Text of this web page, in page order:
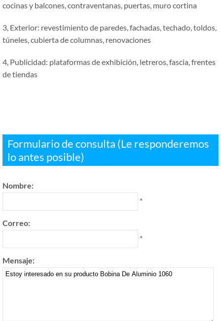
cocinas y balcones, contraventanas, puertas, muro cortina
3, Exterior: revestimiento de paredes, fachadas, techado, toldos,
túneles, cubierta de columnas, renovaciones
4, Publicidad: plataformas de exhibición, letreros, fascia, frentes
de tiendas
Formulario de consulta (Le responderemos
lo antes posible)
Nombre:
*
Correo:
*
Mensaje: